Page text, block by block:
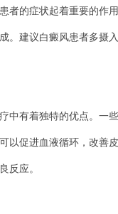
的症状起着重要的作用
。建议白癜风患者多摄
有着独特的优点。一些
以促进血液循环，改善
反应。